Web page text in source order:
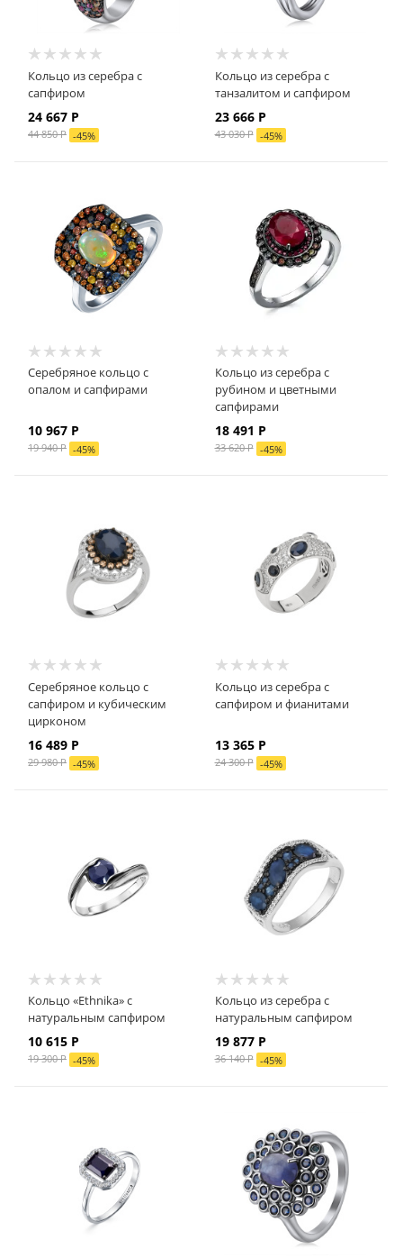
Кольцо из серебра с
сапфиром
24 667 Р
44 850 Р -45%
Кольцо из серебра с
танзалитом и сапфиром
23 666 Р
43 030 Р -45%
Серебряное кольцо с
опалом и сапфирами
10 967 Р
19 940 Р -45%
Кольцо из серебра с
рубином и цветными
сапфирами
18 491 Р
33 620 Р -45%
Серебряное кольцо с
сапфиром и кубическим
цирконом
16 489 Р
29 980 Р -45%
Кольцо из серебра с
сапфиром и фианитами
13 365 Р
24 300 Р -45%
Кольцо «Ethnika» с
натуральным сапфиром
10 615 Р
19 300 Р -45%
Кольцо из серебра с
натуральным сапфиром
19 877 Р
36 140 Р -45%